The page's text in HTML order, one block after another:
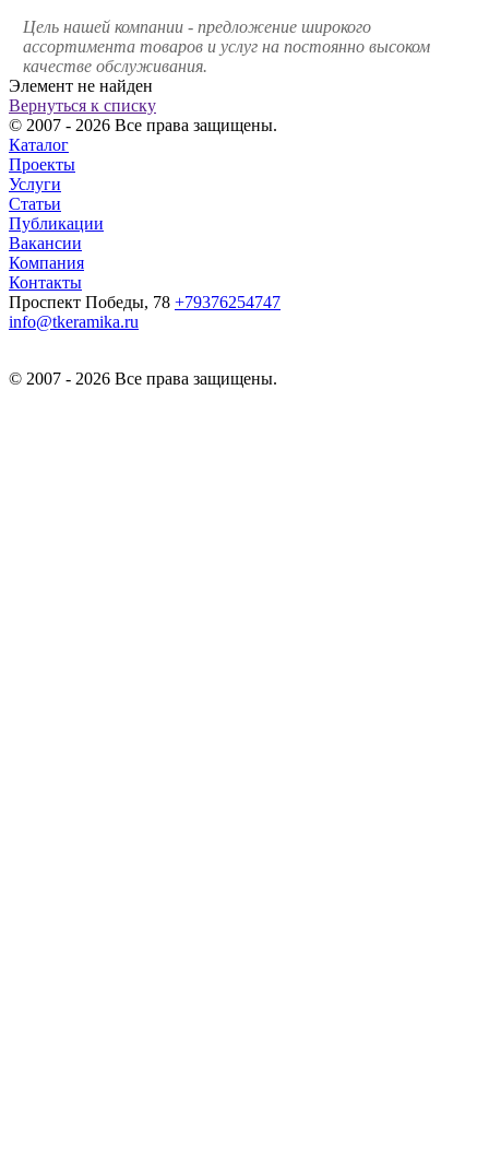
Цель нашей компании - предложение широкого
ассортимента товаров и услуг на постоянно высоком
качестве обслуживания.
Элемент не найден
Вернуться к списку
© 2007 - 2026 Все права защищены.
Каталог
Проекты
Услуги
Статьи
Публикации
Вакансии
Компания
Контакты
Проспект Победы, 78 +79376254747
info@tkeramika.ru
© 2007 - 2026 Все права защищены.